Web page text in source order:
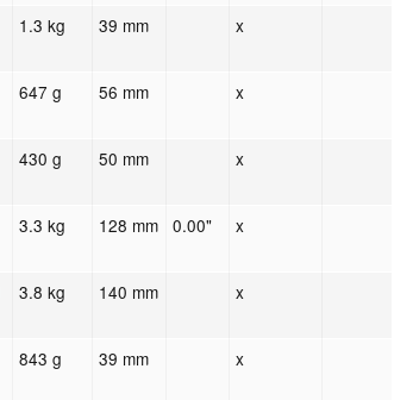
1.3 kg 39 mm x
647 g 56 mm x
430 g 50 mm x
3.3 kg 128 mm 0.00" x
3.8 kg 140 mm x
843 g 39 mm x